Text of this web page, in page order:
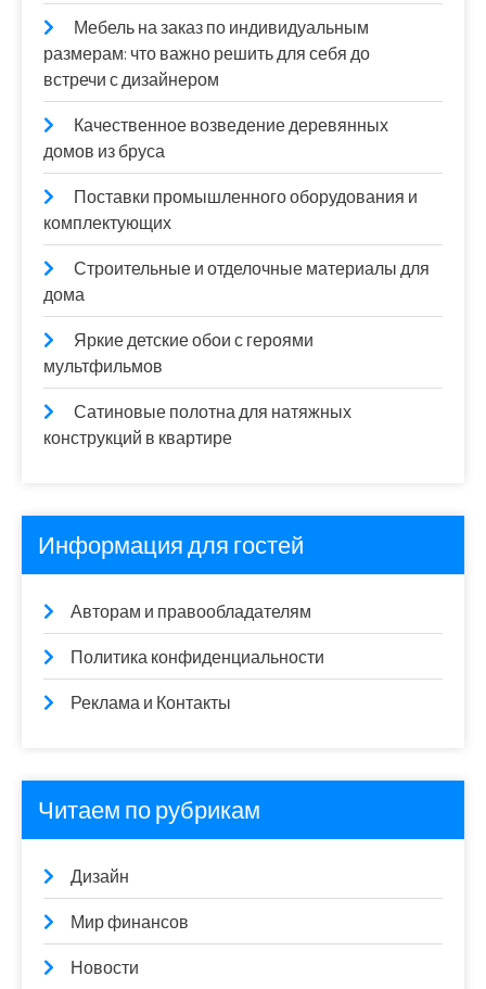
Мебель на заказ по индивидуальным
размерам: что важно решить для себя до
встречи с дизайнером
Качественное возведение деревянных
домов из бруса
Поставки промышленного оборудования и
комплектующих
Строительные и отделочные материалы для
дома
Яркие детские обои с героями
мультфильмов
Сатиновые полотна для натяжных
конструкций в квартире
Информация для гостей
Авторам и правообладателям
Политика конфиденциальности
Реклама и Контакты
Читаем по рубрикам
Дизайн
Мир финансов
Новости